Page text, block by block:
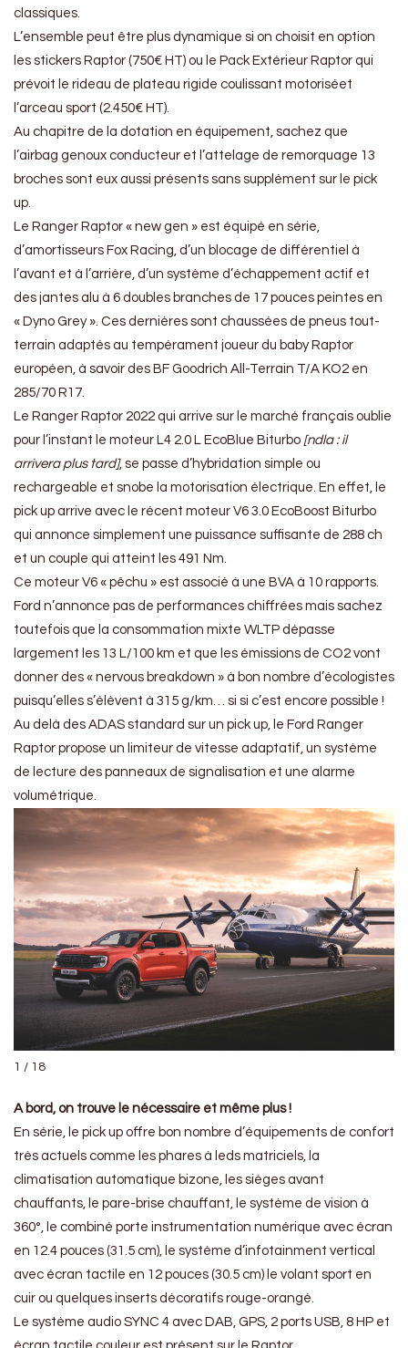
classiques.
L’ensemble peut être plus dynamique si on choisit en option
les stickers Raptor (750€ HT) ou le Pack Extérieur Raptor qui
prévoit le rideau de plateau rigide coulissant motoriséet
l’arceau sport (2.450€ HT).
Au chapitre de la dotation en équipement, sachez que
l’airbag genoux conducteur et l’attelage de remorquage 13
broches sont eux aussi présents sans supplément sur le pick
up.
Le Ranger Raptor « new gen » est équipé en série,
d’amortisseurs Fox Racing, d’un blocage de différentiel à
l’avant et à l’arrière, d’un système d’échappement actif et
des jantes alu à 6 doubles branches de 17 pouces peintes en
« Dyno Grey ». Ces dernières sont chaussées de pneus tout-
terrain adaptés au tempérament joueur du baby Raptor
européen, à savoir des BF Goodrich All-Terrain T/A KO2 en
285/70 R17.
Le Ranger Raptor 2022 qui arrive sur le marché français oublie
pour l’instant le moteur L4 2.0 L EcoBlue Biturbo [ndla : il
arrivera plus tard], se passe d’hybridation simple ou
rechargeable et snobe la motorisation électrique. En effet, le
pick up arrive avec le récent moteur V6 3.0 EcoBoost Biturbo
qui annonce simplement une puissance suffisante de 288 ch
et un couple qui atteint les 491 Nm.
Ce moteur V6 « pêchu » est associé à une BVA à 10 rapports.
Ford n’annonce pas de performances chiffrées mais sachez
toutefois que la consommation mixte WLTP dépasse
largement les 13 L/100 km et que les émissions de CO2 vont
donner des « nervous breakdown » à bon nombre d’écologistes
puisqu’elles s’élèvent à 315 g/km… si si c’est encore possible !
Au delà des ADAS standard sur un pick up, le Ford Ranger
Raptor propose un limiteur de vitesse adaptatif, un système
de lecture des panneaux de signalisation et une alarme
volumétrique.
1 / 18
A bord, on trouve le nécessaire et même plus !
En série, le pick up offre bon nombre d’équipements de confort
très actuels comme les phares à leds matriciels, la
climatisation automatique bizone, les sièges avant
chauffants, le pare-brise chauffant, le système de vision à
360°, le combiné porte instrumentation numérique avec écran
en 12.4 pouces (31.5 cm), le système d’infotainment vertical
avec écran tactile en 12 pouces (30.5 cm) le volant sport en
cuir ou quelques inserts décoratifs rouge-orangé.
Le système audio SYNC 4 avec DAB, GPS, 2 ports USB, 8 HP et